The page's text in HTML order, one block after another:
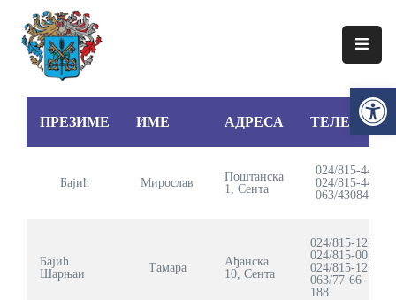
Упознајте
Сенту
Привреда
ПРЕЗИМЕ ИМЕ АДРЕСА ТЕЛЕФОН
Бајић Мирослав
Поштанска
1, Сента
024/815-449
024/815-449
063/430849
Бајић
Шарњаи
Тамара
Ађанска
10, Сента
024/815-125
024/815-005
024/815-125
063/77-66-
188